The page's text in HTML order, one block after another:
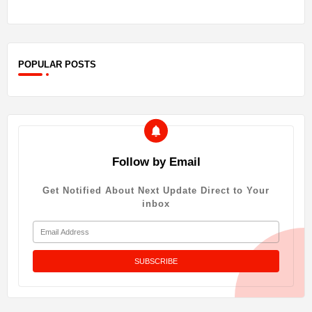
POPULAR POSTS
Follow by Email
Get Notified About Next Update Direct to Your
inbox